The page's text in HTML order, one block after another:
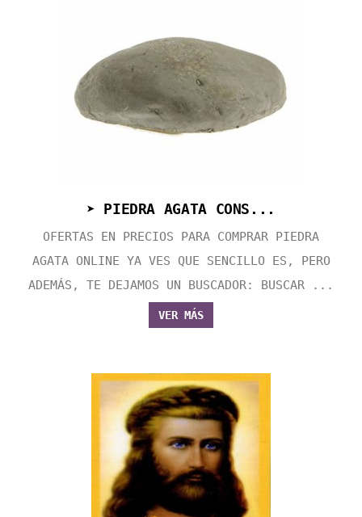
➤ PIEDRA AGATA CONS...
OFERTAS EN PRECIOS PARA COMPRAR PIEDRA
AGATA ONLINE YA VES QUE SENCILLO ES, PERO
ADEMÁS, TE DEJAMOS UN BUSCADOR: BUSCAR ...
VER MÁS